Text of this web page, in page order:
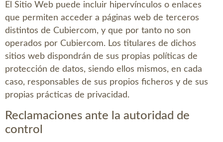
El Sitio Web puede incluir hipervínculos o enlaces
que permiten acceder a páginas web de terceros
distintos de Cubiercom, y que por tanto no son
operados por Cubiercom. Los titulares de dichos
sitios web dispondrán de sus propias políticas de
protección de datos, siendo ellos mismos, en cada
caso, responsables de sus propios ficheros y de sus
propias prácticas de privacidad.
Reclamaciones ante la autoridad de
control